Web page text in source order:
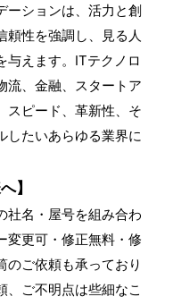
ーションは、活力と創
頼性を強調し、見る人
与えます。ITテクノロ
流、金融、スタートア
スピード、革新性、そ
したいあらゆる業界に
】
社名・屋号を組み合わ
変更可・修正無料・修
のご依頼も承っており
、ご不明点は些細なこ